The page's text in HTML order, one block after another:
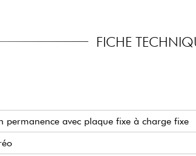
FICHE
permanence avec plaque fixe à charge fixe